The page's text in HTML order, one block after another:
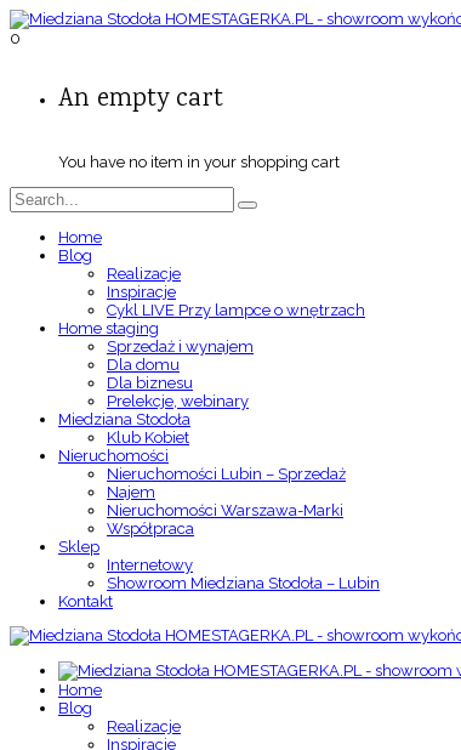
0
An empty cart
You have no item in your shopping cart
Home
Blog
Realizacje
Inspiracje
Cykl LIVE Przy lampce o wnętrzach
Home staging
Sprzedaż i wynajem
Dla domu
Dla biznesu
Prelekcje, webinary
Miedziana Stodoła
Klub Kobiet
Nieruchomości
Nieruchomości Lubin – Sprzedaż
Najem
Nieruchomości Warszawa-Marki
Współpraca
Sklep
Internetowy
Showroom Miedziana Stodoła – Lubin
Kontakt
Home
Blog
Realizacje
Inspiracje